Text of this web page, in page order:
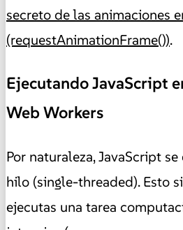
secreto de las animaciones
(requestAnimationFrame()).
Ejecutando JavaScript
Web Workers
Por naturaleza, JavaScript
hilo (single-threaded). Esto
ejecutas una tarea